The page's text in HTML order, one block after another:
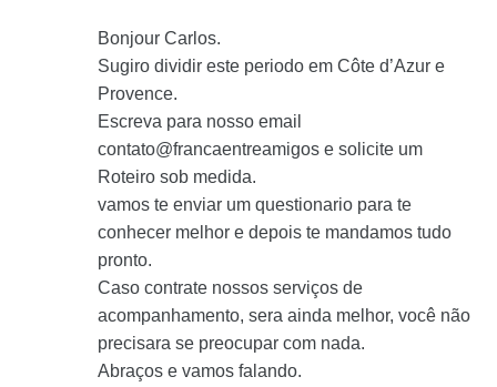
Bonjour Carlos.
Sugiro dividir este periodo em Côte d’Azur e
Provence.
Escreva para nosso email
contato@francaentreamigos e solicite um
Roteiro sob medida.
vamos te enviar um questionario para te
conhecer melhor e depois te mandamos tudo
pronto.
Caso contrate nossos serviços de
acompanhamento, sera ainda melhor, você não
precisara se preocupar com nada.
Abraços e vamos falando.